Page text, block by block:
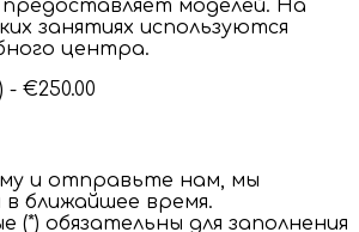
моделей. На
занятиях используются
центра.
- €250.00
и отправьте нам, мы
в ближайшее время.
(*) обязательны для заполнения